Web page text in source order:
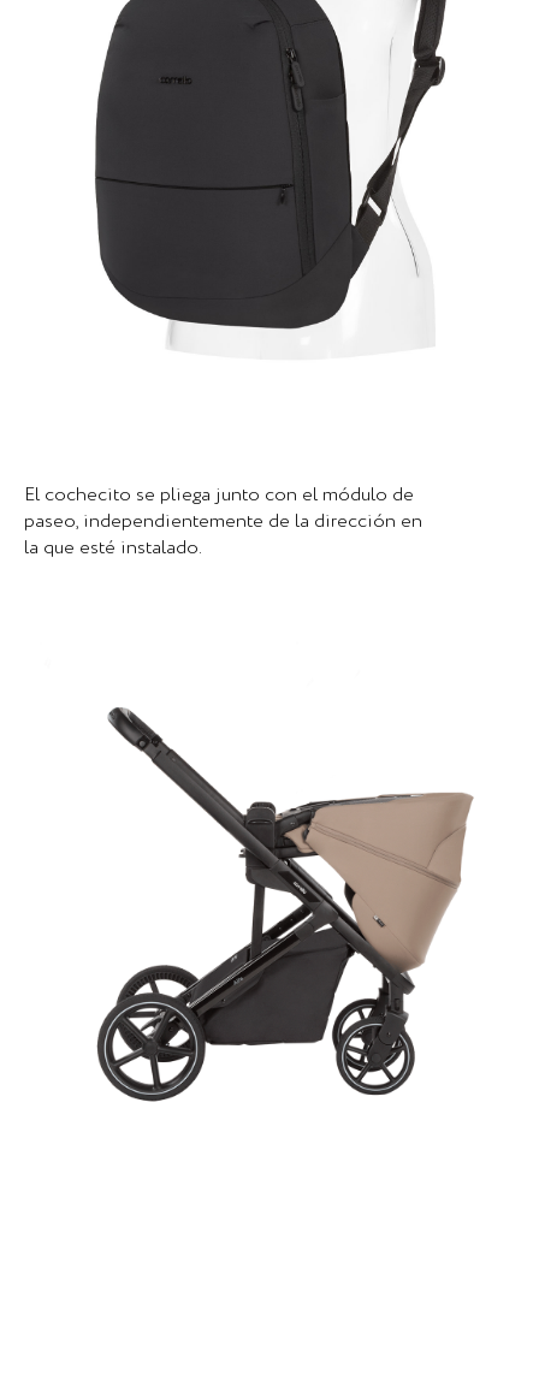
El cochecito se pliega junto con el módulo de
paseo, independientemente de la dirección en
la que esté instalado.